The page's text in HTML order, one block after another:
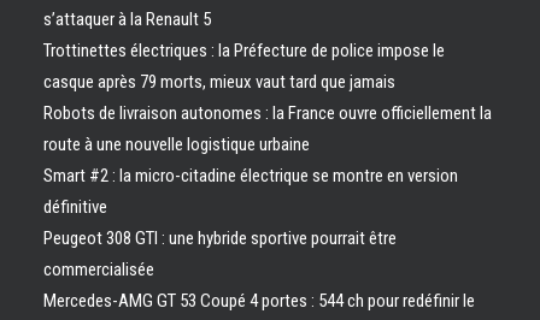
s’attaquer à la Renault 5
Trottinettes électriques : la Préfecture de police impose le
casque après 79 morts, mieux vaut tard que jamais
Robots de livraison autonomes : la France ouvre officiellement la
route à une nouvelle logistique urbaine
Smart #2 : la micro-citadine électrique se montre en version
définitive
Peugeot 308 GTI : une hybride sportive pourrait être
commercialisée
Mercedes-AMG GT 53 Coupé 4 portes : 544 ch pour redéfinir le